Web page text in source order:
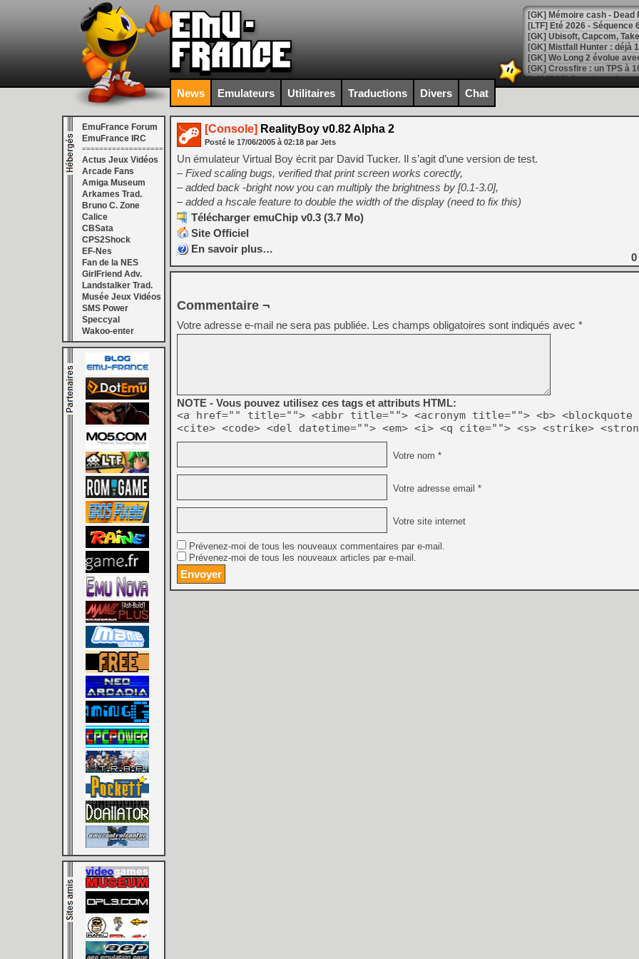
[LTF] Eté 2026 - Séquence
[GK] Mistfall Hunter : déjà
[GK] Wo Long 2 évolue
[GK] Crossfire : un TPS à
[LS] [PS5] Premiers
[Mo5] DOOM arrive en
[GK] Bethesda fête les 30
[GK] Roblox : l'action en
[GK] Agenda - GeForce
[LS] [PS5] ps5-y2jb-
[GK] Pourquoi Marvel
[GK] Test : Restory : Chill
[GK] GTA 6 : Rockstar
[GK] Hot Wheels Infinite
[GK] Mémoire cash -
[GK] Résultats Nintendo :
[GK] Déjà des
[Mo5] Brickboy cherche à
[GK] Minecraft et ses «
[GK] Beast of
[GK] Ubisoft : fin de partie
[GK] Mémoire cash -
[GK] Dan Houser (GTA)
[GK] Comment EA Sports
[GK] Crimson Moon : un
[GK] Isle of Reveries : le
[GK] Moonlighter 2 : The
[GK] Capcom relance
[GK] Guillermo del Toro
News Emulateurs Utilitaires Traductions Divers Chat
EmuFrance Forum
EmuFrance IRC
===================
Actus Jeux Vidéos
Arcade Fans
Amiga Museum
Arkames Trad.
Bruno C. Zone
Calice
CBSata
CPS2Shock
EF-Nes
Fan de la NES
GirlFriend Adv.
Landstalker Trad.
Musée Jeux Vidéos
SMS Power
Speccyal
Wakoo-enter
[Console] RealityBoy v0.82 Alpha 2
Posté le 17/06/2005 à 02:18 par Jets
Un émulateur Virtual Boy écrit par David Tucker. Il s’agit d’une version de test.
– Fixed scaling bugs, verified that print screen works corectly,
– added back -bright now you can multiply the brightness by [0.1-3.0],
– added a hscale feature to double the width of the display (need to fix this)
Télécharger emuChip v0.3 (3.7 Mo)
Site Officiel
En savoir plus…
0
Commentaire ¬
Votre adresse e-mail ne sera pas publiée. Les champs obligatoires sont indiqués avec *
NOTE - Vous pouvez utilisez ces tags et attributs HTML:
<a href="" title=""> <abbr title=""> <acronym title=""> <b> <blockquote
<cite> <code> <del datetime=""> <em> <i> <q cite=""> <s> <strike>
Votre nom *
Votre adresse email *
Votre site internet
Prévenez-moi de tous les nouveaux commentaires par e-mail.
Prévenez-moi de tous les nouveaux articles par e-mail.